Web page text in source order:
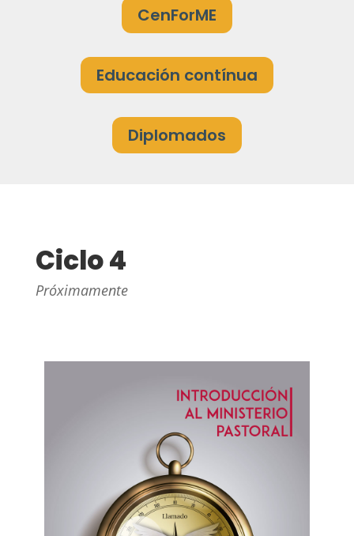
CenForME
Educación contínua
Diplomados
Ciclo 4
Próximamente